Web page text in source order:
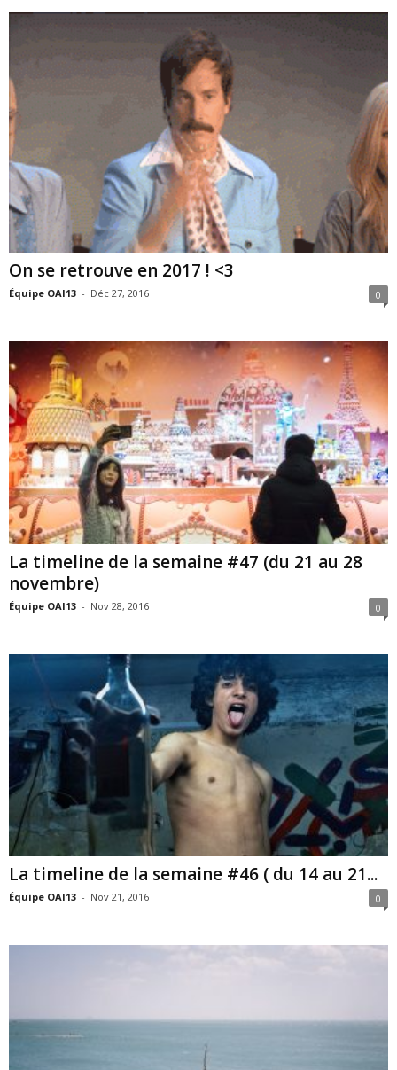
On se retrouve en 2017 ! <3
Équipe OAI13 - Déc 27, 2016 0
La timeline de la semaine #47 (du 21 au 28
novembre)
Équipe OAI13 - Nov 28, 2016 0
La timeline de la semaine #46 ( du 14 au 21...
Équipe OAI13 - Nov 21, 2016 0